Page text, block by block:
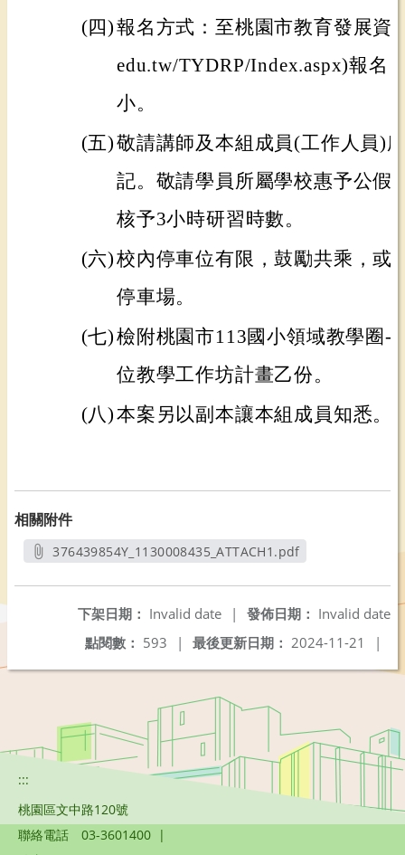
(四)報名方式：至桃園市教育發展資
edu.tw/TYDRP/Index.aspx)報名
小。
(五)敬請講師及本組成員(工作人員)
記。敬請學員所屬學校惠予公假
核予3小時研習時數。
(六)校內停車位有限，鼓勵共乘，或
停車場。
(七)檢附桃園市113國小領域教學圈-
位教學工作坊計畫乙份。
(八)本案另以副本讓本組成員知悉。
相關附件
376439854Y_1130008435_ATTACH1.pdf
發佈日期： Invalid date
下架日期： Invalid date
|
最後更新日期： 2024-11-21 |
點閱數： 593 |
:::
桃園區文中路120號
聯絡電話
03-3601400 |